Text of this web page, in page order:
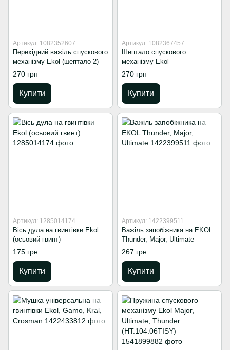
Артикул: 1082352607
Перехідний важіль спускового
механізму Ekol (шептало 2)
270 грн
Купити
Артикул: 1082367457
Шептало спускового
механізму Ekol
270 грн
Купити
Артикул: 1285014174
Вісь дула на гвинтівки Ekol
(осьовий гвинт)
175 грн
Купити
Артикул: 1422399511
Важіль запобіжника на EKOL
Thunder, Major, Ultimate
267 грн
Купити